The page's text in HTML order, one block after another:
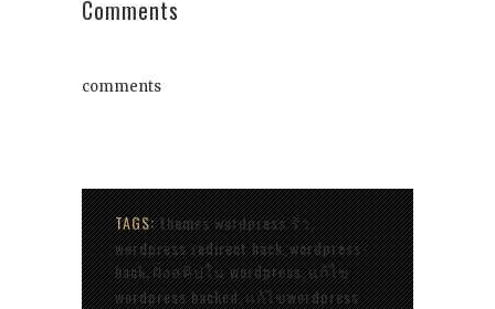
Comments
comments
TAGS: themes wordpress รั่ว,
wordpress redirect hack,wordpress-
hack,ฝั่งสคิปใน wordpress,แก้ไข
wordpress hacked,แก้ไขwordpress